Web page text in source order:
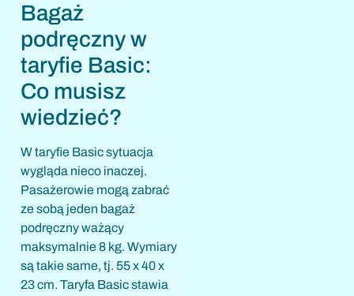
Bagaż
podręczny w
taryfie Basic:
Co musisz
wiedzieć?
W taryfie Basic sytuacja
wygląda nieco inaczej.
Pasażerowie mogą zabrać
ze sobą jeden bagaż
podręczny ważący
maksymalnie 8 kg. Wymiary
są takie same, tj. 55 x 40 x
23 cm. Taryfa Basic stawia